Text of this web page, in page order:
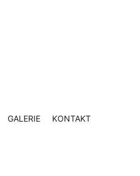
GALERIE KONTAKT